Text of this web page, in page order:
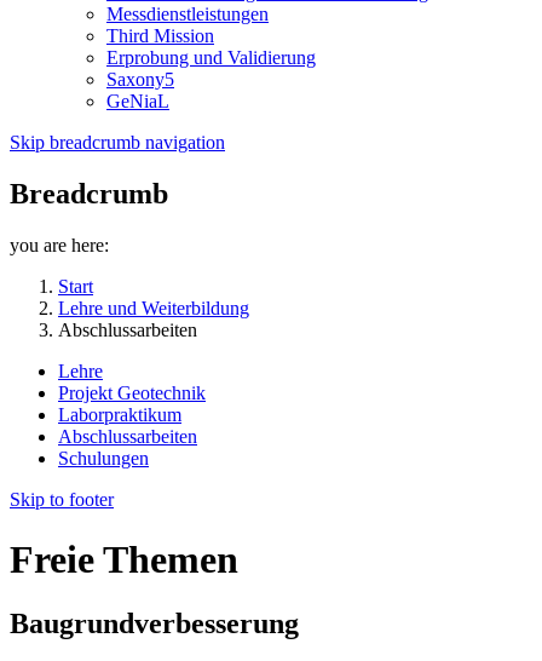
Messdienstleistungen
Third Mission
Erprobung und Validierung
Saxony5
GeNiaL
Skip breadcrumb navigation
Breadcrumb
you are here:
Start
Lehre und Weiterbildung
Abschlussarbeiten
Lehre
Projekt Geotechnik
Laborpraktikum
Abschlussarbeiten
Schulungen
Skip to footer
Freie Themen
Baugrundverbesserung